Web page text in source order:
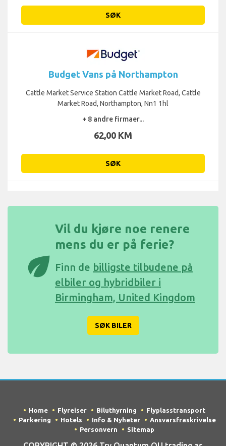
SØK
Budget Vans på Northampton
Cattle Market Service Station Cattle Market Road, Cattle
Market Road, Northampton, Nn1 1hl
+ 8 andre firmaer...
62,00 KM
SØK
eco
Vil du kjøre noe renere
mens du er på ferie?
Finn de billigste tilbudene på
elbiler og hybridbiler i
Birmingham, United Kingdom
SØK BILER
Home Flyreiser Biluthyrning
Flyplasstransport
Parkering
Hotels Info & Nyheter
Ansvarsfraskrivelse
Personvern
Sitemap